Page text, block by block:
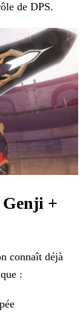
de DPS.
Genji +
connaît déjà
: